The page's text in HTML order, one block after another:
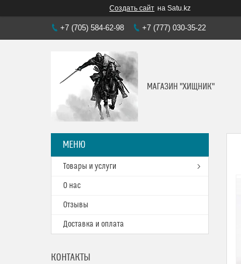
Создать сайт на Satu.kz
+7 (705) 584-62-98 +7 (777) 030-35-22
МАГАЗИН "ХИЩНИК"
Товары и услуги
О нас
Отзывы
Доставка и оплата
КОНТАКТЫ